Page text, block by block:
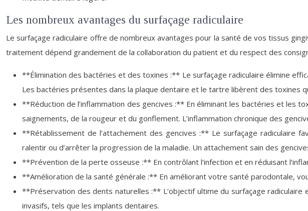
Les nombreux avantages du surfaçage radiculaire
Le surfaçage radiculaire offre de nombreux avantages pour la santé de vos tissus
traitement dépend grandement de la collaboration du patient et du respect des
**Élimination des bactéries et des toxines :** Le surfaçage radiculaire élimine
Les bactéries présentes dans la plaque dentaire et le tartre libèrent des toxines
**Réduction de l’inflammation des gencives :** En éliminant les bactéries et les
saignements, de la rougeur et du gonflement. L’inflammation chronique des
**Rétablissement de l’attachement des gencives :** Le surfaçage radiculaire
ralentir ou d’arrêter la progression de la maladie. Un attachement sain des
**Prévention de la perte osseuse :** En contrôlant l’infection et en réduisant
**Amélioration de la santé générale :** En améliorant votre santé parodontale,
**Préservation des dents naturelles :** L’objectif ultime du surfaçage
invasifs, tels que les implants dentaires.